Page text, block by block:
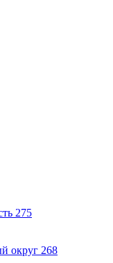
275
округ 268